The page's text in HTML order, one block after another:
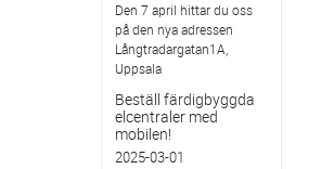
Den 7 april hittar du oss
på den nya adressen
Långtradargatan1A,
Uppsala
Beställ färdigbyggda
elcentraler med
mobilen!
2025-03-01